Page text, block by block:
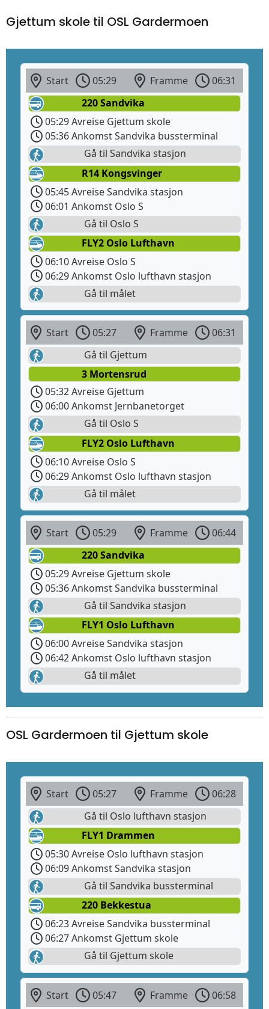
Gjettum skole til OSL Gardermoen
Start 05:29 Framme
06:31
220 Sandvika
05:29 Avreise Gjettum skole
05:36 Ankomst Sandvika bussterminal
Gå til Sandvika stasjon
R14 Kongsvinger
05:45 Avreise Sandvika stasjon
06:01 Ankomst Oslo S
Gå til Oslo S
FLY2 Oslo Lufthavn
06:10 Avreise Oslo S
06:29 Ankomst Oslo lufthavn stasjon
Gå til målet
Start 05:27 Framme
06:31
Gå til Gjettum
3 Mortensrud
05:32 Avreise Gjettum
06:00 Ankomst Jernbanetorget
Gå til Oslo S
FLY2 Oslo Lufthavn
06:10 Avreise Oslo S
06:29 Ankomst Oslo lufthavn stasjon
Gå til målet
Start 05:29 Framme
06:44
220 Sandvika
05:29 Avreise Gjettum skole
05:36 Ankomst Sandvika bussterminal
Gå til Sandvika stasjon
FLY1 Oslo Lufthavn
06:00 Avreise Sandvika stasjon
06:42 Ankomst Oslo lufthavn stasjon
Gå til målet
OSL Gardermoen til Gjettum skole
Start 05:27 Framme
06:28
Gå til Oslo lufthavn stasjon
FLY1 Drammen
05:30 Avreise Oslo lufthavn stasjon
06:09 Ankomst Sandvika stasjon
Gå til Sandvika bussterminal
220 Bekkestua
06:23 Avreise Sandvika bussterminal
06:27 Ankomst Gjettum skole
Gå til Gjettum skole
Start 05:47 Framme 06:58